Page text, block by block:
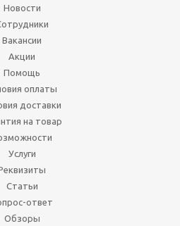
Новости
Вакансии
Акции
Помощь
оплаты
доставки
на товар
Услуги
Статьи
ответ
Обзоры